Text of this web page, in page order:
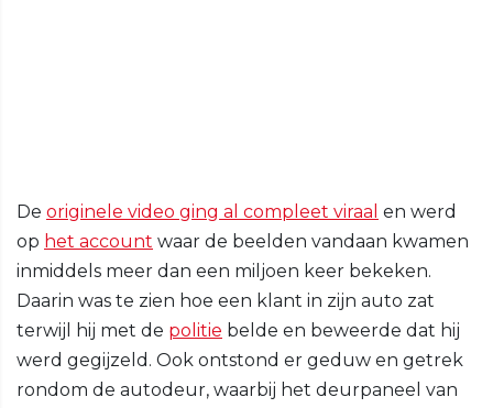
De originele video ging al compleet viraal en werd
op het account waar de beelden vandaan kwamen
inmiddels meer dan een miljoen keer bekeken.
Daarin was te zien hoe een klant in zijn auto zat
terwijl hij met de politie belde en beweerde dat hij
werd gegijzeld. Ook ontstond er geduw en getrek
rondom de autodeur, waarbij het deurpaneel van